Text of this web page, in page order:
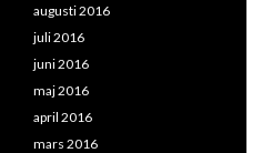
augusti 2016
juli 2016
juni 2016
maj 2016
april 2016
mars 2016